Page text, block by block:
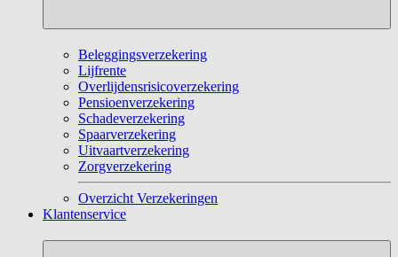
Beleggingsverzekering
Lijfrente
Overlijdensrisicoverzekering
Pensioenverzekering
Schadeverzekering
Spaarverzekering
Uitvaartverzekering
Zorgverzekering
Overzicht Verzekeringen
Klantenservice